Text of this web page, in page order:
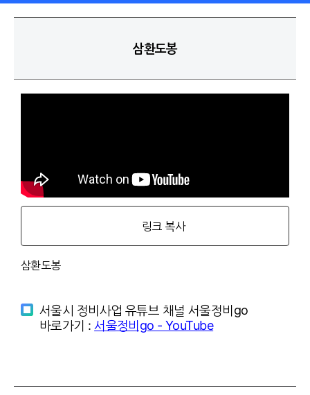
삼환도봉
링크 복사
삼환도봉
서울시 정비사업 유튜브 채널 서울정비go
바로가기 :서울정비go - YouTube